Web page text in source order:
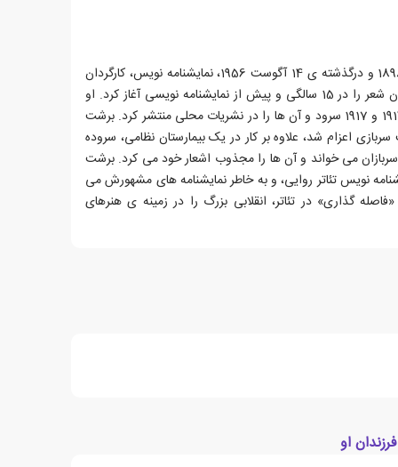
برتولت برشت، زاده ی 10 فوریه ی 1898 و درگذشته ی 14 آگوست 1956، نمایشنامه نویس، کارگردان
تئاتر و شاعر آلمانی بود. برشت سرودن شعر را در 15 سالگی و پیش از نمایشنامه نویسی آغاز کرد. او
نخستین اشعارش را بین سال های 1914 و 1917 سرود و آن ها را در نشریات محلی منتشر کرد. برشت
خدمت سربازی اعزام شد، علاوه بر کار در یک بیمارستان نظامی، سروده
سربازان می خواند و آن ها را مجذوب اشعار خود می کرد. برشت
نویس تئاتر روایی، و به خاطر نمایشنامه های مشهورش می
گذاری» در تئاتر، انقلابی بزرگ را در زمینه ی هنرهای
او